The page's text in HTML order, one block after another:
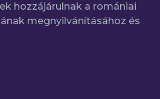
hozzájárulnak a romániai
megnyilvánításához és